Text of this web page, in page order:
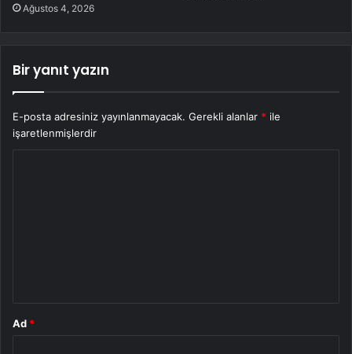
Ağustos 4, 2026
Bir yanıt yazın
E-posta adresiniz yayınlanmayacak. Gerekli alanlar * ile
işaretlenmişlerdir
Ad *